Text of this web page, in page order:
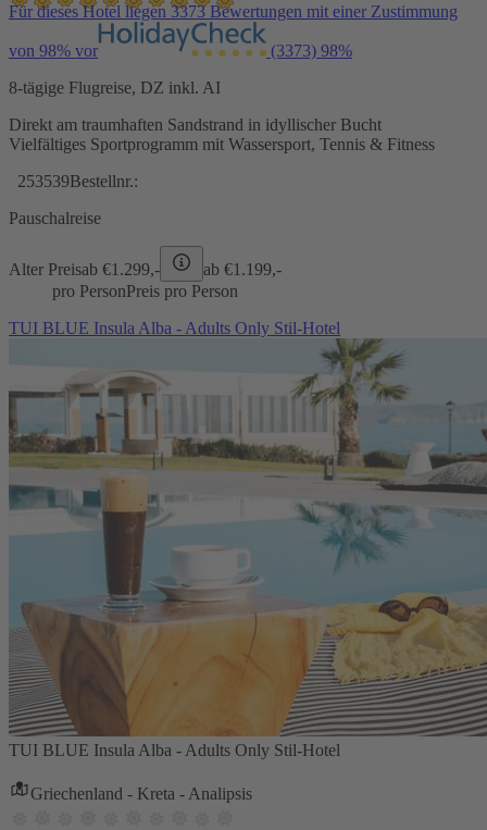
Für dieses Hotel liegen 3373 Bewertungen mit einer Zustimmung
von 98% vor (3373) 98%
8-tägige Flugreise, DZ inkl. AI
Direkt am traumhaften Sandstrand in idyllischer Bucht
Vielfältiges Sportprogramm mit Wassersport, Tennis & Fitness
253539Bestellnr.:
Pauschalreise
Alter Preisab €1.299,- ab €1.199,-
pro PersonPreis pro Person
TUI BLUE Insula Alba - Adults Only Stil-Hotel
TUI BLUE Insula Alba - Adults Only Stil-Hotel
Griechenland - Kreta - Analipsis